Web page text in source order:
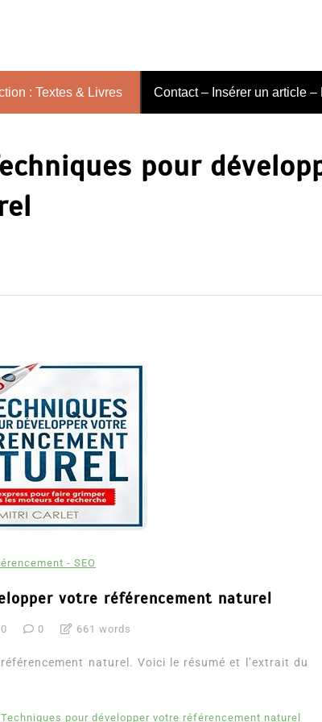
: Textes & Livres Contact – Insérer un article –
pour
- SEO
votre référencement naturel
0 661 words
naturel. Voici le résumé et l’extrait du
Techniques pour développer votre référencement naturel
Dans Romance
Romances – l’actualité : été
2026
littérature sentimentale romance